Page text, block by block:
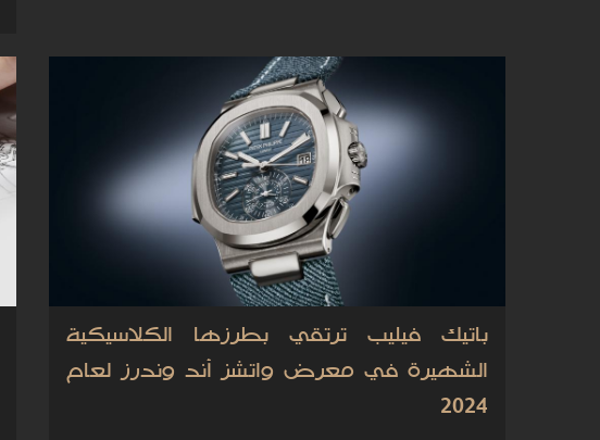
باتيك فيليب ترتقي بطرزها الكلاسيكية
الشهيرة في معرض واتشز أند وندرز لعام
2024